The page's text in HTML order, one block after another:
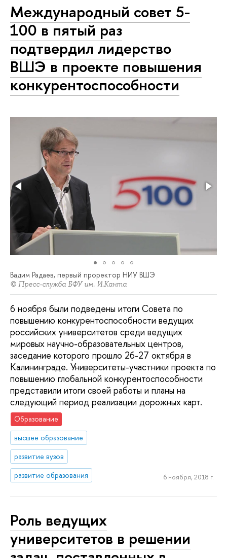
Международный совет 5-
100 в пятый раз
подтвердил лидерство
ВШЭ в проекте повышения
конкурентоспособности
Вадим Радаев, первый проректор НИУ ВШЭ
© Пресс-служба БФУ им. И.Канта
6 ноября были подведены итоги Совета по
повышению конкурентоспособности ведущих
российских университетов среди ведущих
мировых научно-образовательных центров,
заседание которого прошло 26-27 октября в
Калининграде. Университеты-участники проекта по
повышению глобальной конкурентоспособности
представили итоги своей работы и планы на
следующий период реализации дорожных карт.
Образование
высшее образование
развитие вузов
развитие образования
6 ноября, 2018 г.
Роль ведущих
университетов в решении